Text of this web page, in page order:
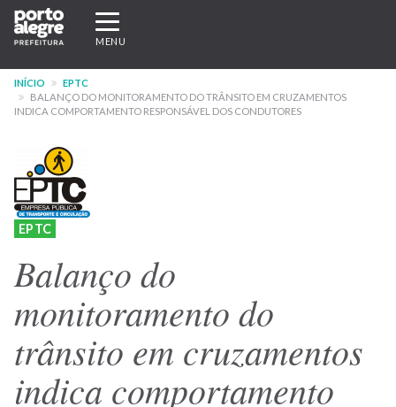
Pular
para
conteúdo
principal
Expandir/recolher
navegação
MENU
INÍCIO
EPTC
BALANÇO DO MONITORAMENTO DO TRÂNSITO EM CRUZAMENTOS
INDICA COMPORTAMENTO RESPONSÁVEL DOS CONDUTORES
EPTC
Balanço do
monitoramento do
trânsito em cruzamentos
indica comportamento